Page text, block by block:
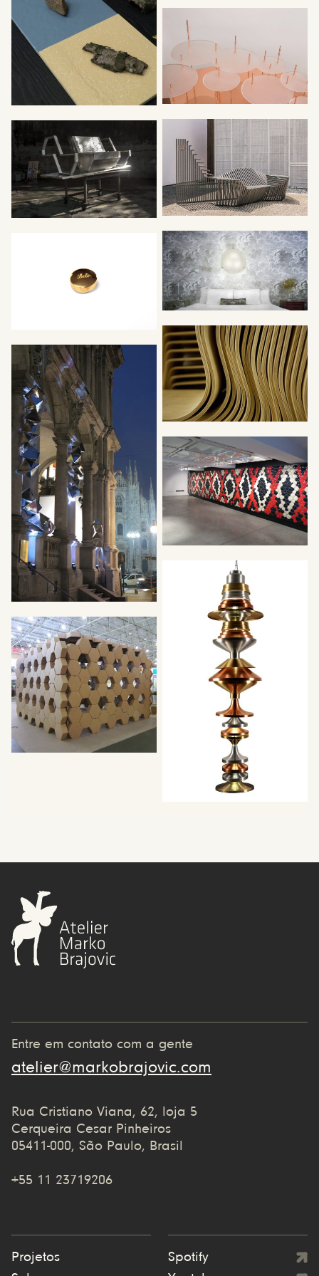
Entre em contato com a gente
atelier@markobrajovic.com
Rua Cristiano Viana, 62, loja 5
Cerqueira Cesar Pinheiros
05411-000, São Paulo, Brasil
+55 11 23719206
Projetos
Spotify